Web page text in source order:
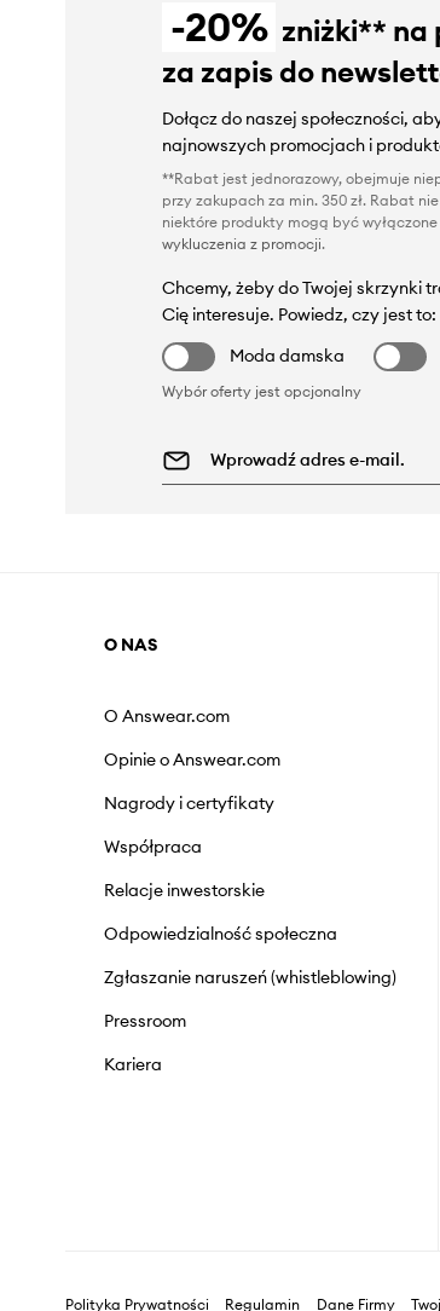
-20% zniżki** na
za zapis do
Dołącz do naszej społeczności,
najnowszych promocjach i
**Rabat jest jednorazowy, obejmuje
przy zakupach za min. 350 zł. Rabat
niektóre produkty mogą być
wykluczenia z promocji.
Chcemy, żeby do Twojej skrzynki
Cię interesuje. Powiedz, czy jest to:
Moda damska
Wybór oferty jest opcjonalny
O NAS
O Answear.com
Opinie o Answear.com
Nagrody i certyfikaty
Współpraca
Relacje inwestorskie
Odpowiedzialność społeczna
Zgłaszanie naruszeń (whistleblowing)
Pressroom
Kariera
Polityka Prywatności Regulamin Dane Firmy